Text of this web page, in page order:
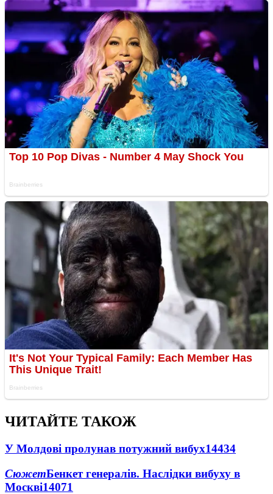
ЧИТАЙТЕ ТАКОЖ
У Молдові пролунав потужний вибух14434
СюжетБенкет генералів. Наслідки вибуху в
Москві14071